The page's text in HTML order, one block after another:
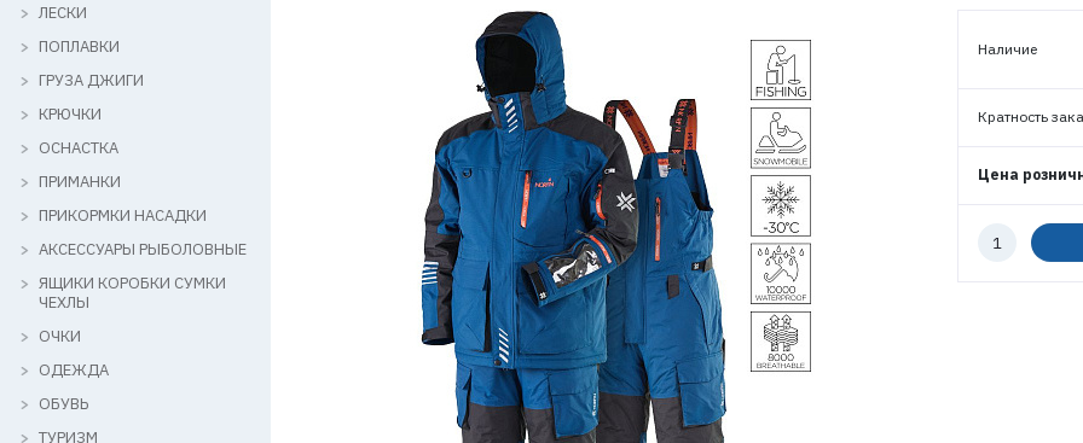
ЭЛЕКТРОННАЯ ПОЧТА (ЛОГИН)
ЛЕСКИ
ПОПЛАВКИ
ГРУЗА ДЖИГИ
КРЮЧКИ
ОСНАСТКА
ПРИМАНКИ
ПРИКОРМКИ НАСАДКИ
АКСЕССУАРЫ РЫБОЛОВНЫЕ
ЯЩИКИ КОРОБКИ СУМКИ
ЧЕХЛЫ
ОЧКИ
ОДЕЖДА
ОБУВЬ
ТУРИЗМ
Наличие
Кратность
Цена
Количество